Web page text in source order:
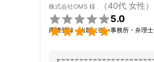
株式会社OMS 様 （40代 女性）


5.0
商標登録・出願に強い事務所・弁理士